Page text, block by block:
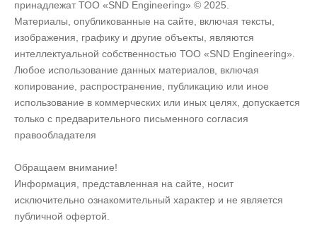
Общая площадь: 2,025.9 м²
принадлежат ТОО «SND Engineering» © 2025.
Материалы, опубликованные на сайте, включая тексты,
изображения, графику и другие объекты, являются
интеллектуальной собственностью ТОО «SND Engineering».
Любое использование данных материалов, включая
копирование, распространение, публикацию или иное
использование в коммерческих или иных целях, допускается
только с предварительного письменного согласия
правообладателя
Обращаем внимание!
Информация, представленная на сайте, носит
исключительно ознакомительный характер и не является
публичной офертой.